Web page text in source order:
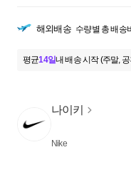
해외배송 수량별 총 배송
평균14일내 배송 시작 (주말,
나이키
Nike